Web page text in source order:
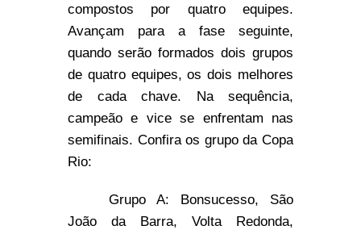
compostos por quatro equipes.
Avançam para a fase seguinte,
quando serão formados dois grupos
de quatro equipes, os dois melhores
de cada chave. Na sequência,
campeão e vice se enfrentam nas
semifinais. Confira os grupo da Copa
Rio:
Grupo A: Bonsucesso, São
João da Barra, Volta Redonda,